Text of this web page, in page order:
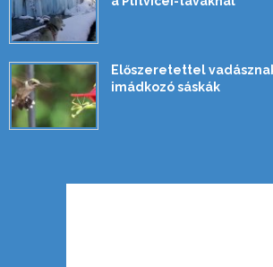
Előszeretettel
imádkozó sáskák